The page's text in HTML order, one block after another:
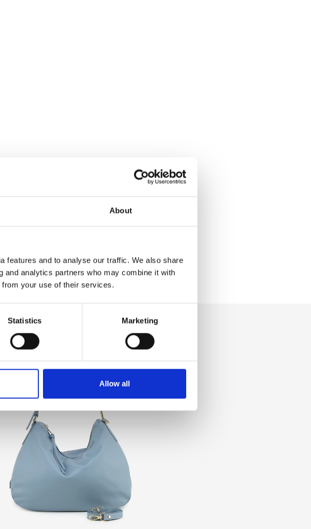
About
features and to analyse our traffic. We also share
and analytics partners who may combine it with
from your use of their services.
Statistics Marketing
Allow all